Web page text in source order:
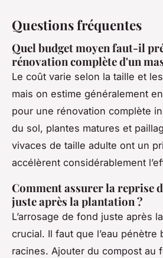
Questions fréquentes
Quel budget moyen faut-il
rénovation complète d'un
Le coût varie selon la taille et
mais on estime généralement
pour une rénovation complète
du sol, plantes matures et
vivaces de taille adulte ont un
accélèrent considérablement
Comment assurer la reprise
juste après la plantation ?
L’arrosage de fond juste après
crucial. Il faut que l’eau pénètre
racines. Ajouter du compost au